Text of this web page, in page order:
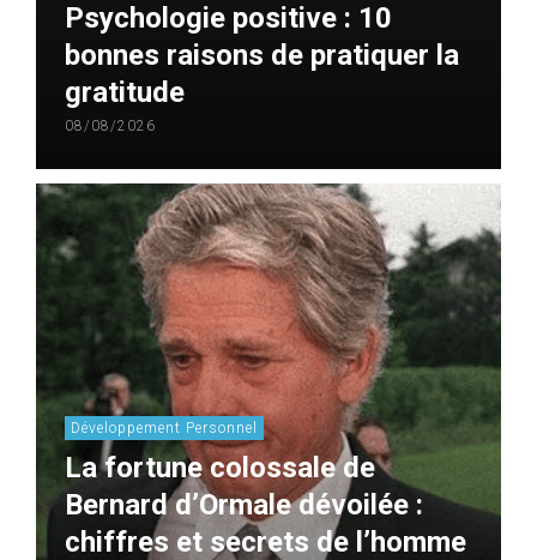
Psychologie positive : 10
bonnes raisons de pratiquer la
gratitude
08/08/2026
Développement Personnel
La fortune colossale de
Bernard d’Ormale dévoilée :
chiffres et secrets de l’homme